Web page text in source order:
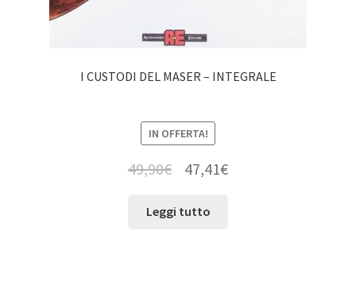
I CUSTODI DEL MASER – INTEGRALE
IN OFFERTA!
49,90€ 47,41€
Leggi tutto